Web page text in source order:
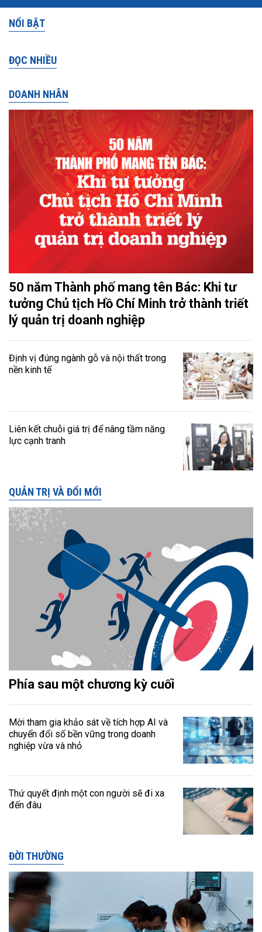
NỔI BẬT
ĐỌC NHIỀU
DOANH NHÂN
50 năm Thành phố mang tên Bác: Khi tư
tưởng Chủ tịch Hồ Chí Minh trở thành triết
lý quản trị doanh nghiệp
Định vị đúng ngành gỗ và nội thất trong
nền kinh tế
Liên kết chuỗi giá trị để nâng tầm năng
lực cạnh tranh
QUẢN TRỊ VÀ ĐỔI MỚI
Phía sau một chương kỳ cuối
Mời tham gia khảo sát về tích hợp AI và
chuyển đổi số bền vững trong doanh
nghiệp vừa và nhỏ
Thứ quyết định một con người sẽ đi xa
đến đâu
ĐỜI THƯỜNG